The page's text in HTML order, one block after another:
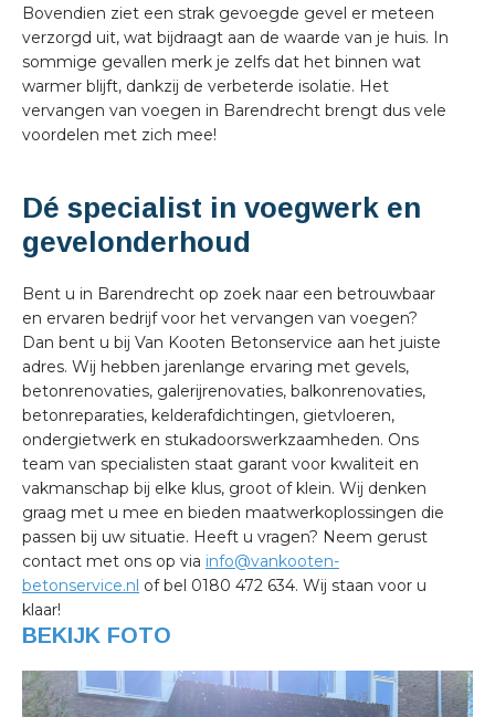
Bovendien ziet een strak gevoegde gevel er meteen
verzorgd uit, wat bijdraagt aan de waarde van je huis. In
sommige gevallen merk je zelfs dat het binnen wat
warmer blijft, dankzij de verbeterde isolatie. Het
vervangen van voegen in Barendrecht brengt dus vele
voordelen met zich mee!
Dé specialist in voegwerk en
gevelonderhoud
Bent u in Barendrecht op zoek naar een betrouwbaar
en ervaren bedrijf voor het vervangen van voegen?
Dan bent u bij Van Kooten Betonservice aan het juiste
adres. Wij hebben jarenlange ervaring met gevels,
betonrenovaties, galerijrenovaties, balkonrenovaties,
betonreparaties, kelderafdichtingen, gietvloeren,
ondergietwerk en stukadoorswerkzaamheden. Ons
team van specialisten staat garant voor kwaliteit en
vakmanschap bij elke klus, groot of klein. Wij denken
graag met u mee en bieden maatwerkoplossingen die
passen bij uw situatie. Heeft u vragen? Neem gerust
contact met ons op via info@vankooten-
betonservice.nl of bel 0180 472 634. Wij staan voor u
klaar!
BEKIJK FOTO